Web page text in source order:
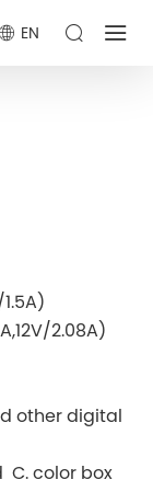
EN
2.08A)
other digital
C. color box